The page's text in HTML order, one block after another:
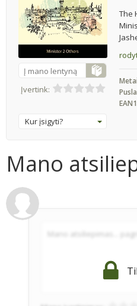
Į mano lentyną
Įvertink:
Kur įsigyti?
The
Metai
Mano